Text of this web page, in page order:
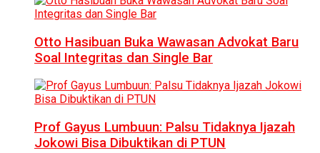
Otto Hasibuan Buka Wawasan Advokat Baru
Soal Integritas dan Single Bar
Prof Gayus Lumbuun: Palsu Tidaknya Ijazah
Jokowi Bisa Dibuktikan di PTUN